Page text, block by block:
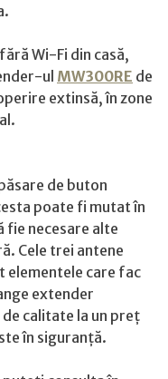
Wi-Fi din casă,
ul MW300RE de
extinsă, în zone
de buton
poate fi mutat în
fie necesare alte
Cele trei antene
elementele care fac
extender
calitate la un preț
în siguranță.